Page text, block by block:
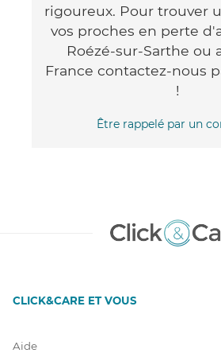
rigoureux. Pour trouver
vos proches en perte
Roézé-sur-Sarthe ou
France contactez-nous
!
Être rappelé par un
CLICK&CARE ET VOUS
Aide